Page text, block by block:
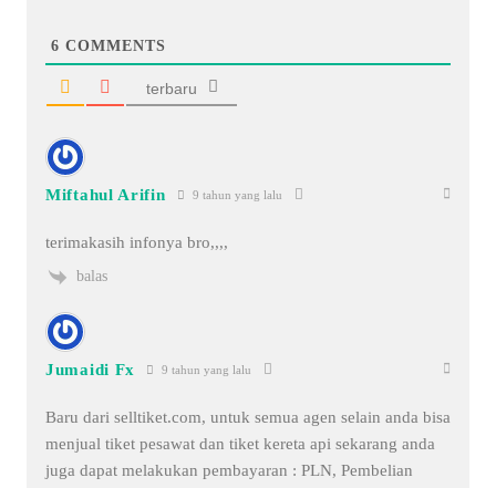
6 COMMENTS
terbaru
Miftahul Arifin 9 tahun yang lalu
terimakasih infonya bro,,,,
balas
Jumaidi Fx 9 tahun yang lalu
Baru dari selltiket.com, untuk semua agen selain anda bisa
menjual tiket pesawat dan tiket kereta api sekarang anda
juga dapat melakukan pembayaran : PLN, Pembelian